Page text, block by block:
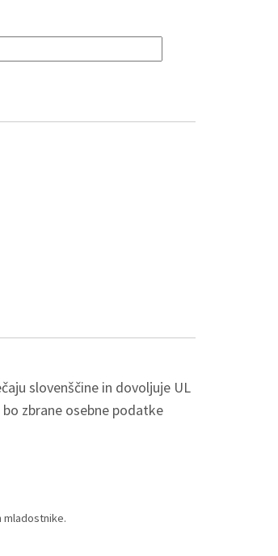
slovenščine in dovoljuje UL
zbrane osebne podatke
mladostnike.